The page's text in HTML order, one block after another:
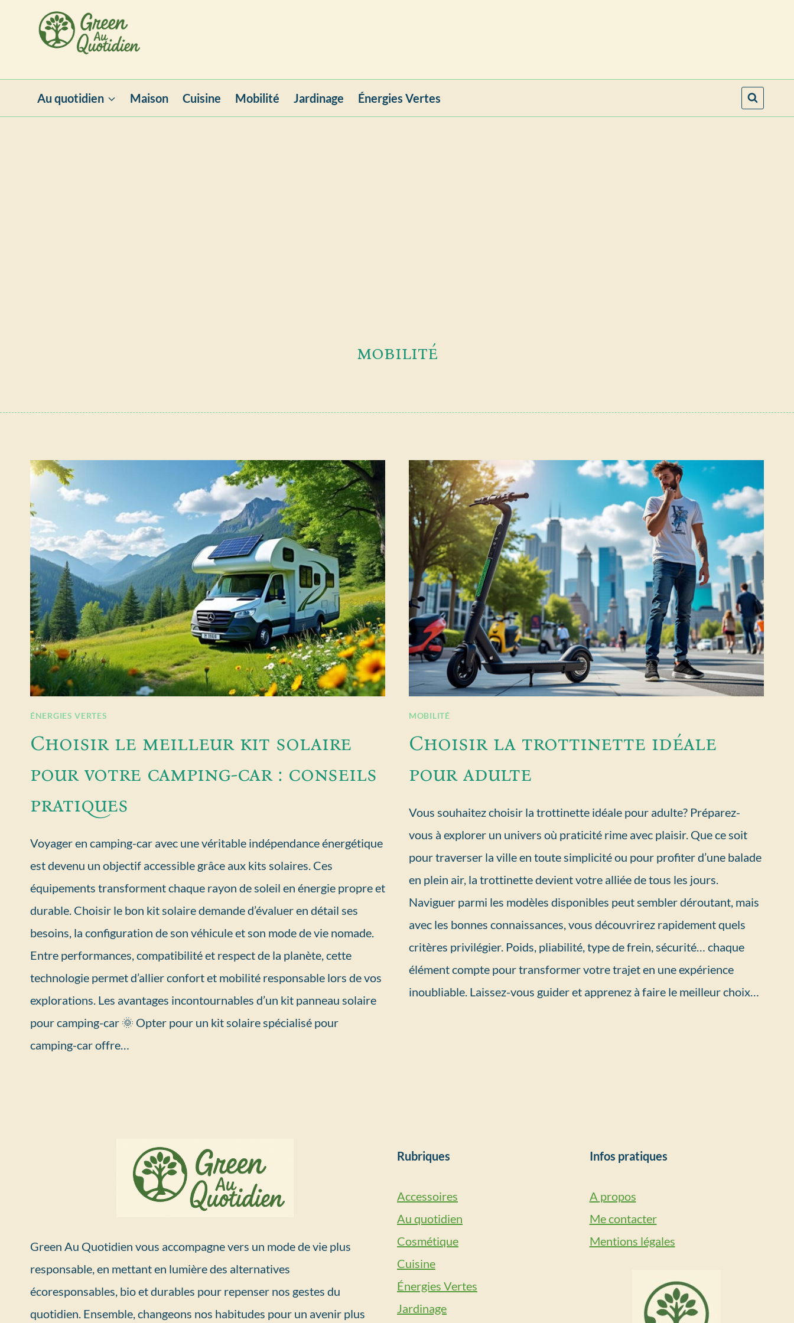
Au quotidien Maison Cuisine Mobilité Jardinage Énergies Vertes
mobilité
ÉNERGIES VERTES
Choisir le meilleur kit solaire
pour votre camping-car : conseils
pratiques
Voyager en camping-car avec une véritable indépendance énergétique
est devenu un objectif accessible grâce aux kits solaires. Ces
équipements transforment chaque rayon de soleil en énergie propre et
durable. Choisir le bon kit solaire demande d’évaluer en détail ses
besoins, la configuration de son véhicule et son mode de vie nomade.
Entre performances, compatibilité et respect de la planète, cette
technologie permet d’allier confort et mobilité responsable lors de vos
explorations. Les avantages incontournables d’un kit panneau solaire
pour camping-car 🌞 Opter pour un kit solaire spécialisé pour
camping-car offre…
MOBILITÉ
Choisir la trottinette idéale
pour adulte
Vous souhaitez choisir la trottinette idéale pour adulte? Préparez-
vous à explorer un univers où praticité rime avec plaisir. Que ce soit
pour traverser la ville en toute simplicité ou pour profiter d’une balade
en plein air, la trottinette devient votre alliée de tous les jours.
Naviguer parmi les modèles disponibles peut sembler déroutant, mais
avec les bonnes connaissances, vous découvrirez rapidement quels
critères privilégier. Poids, pliabilité, type de frein, sécurité… chaque
élément compte pour transformer votre trajet en une expérience
inoubliable. Laissez-vous guider et apprenez à faire le meilleur choix…
Green Au Quotidien vous accompagne vers un mode de vie plus
responsable, en mettant en lumière des alternatives
écoresponsables, bio et durables pour repenser nos gestes du
quotidien. Ensemble, changeons nos habitudes pour un avenir plus
Rubriques
Accessoires
Au quotidien
Cosmétique
Cuisine
Énergies Vertes
Jardinage
Infos pratiques
A propos
Me contacter
Mentions légales